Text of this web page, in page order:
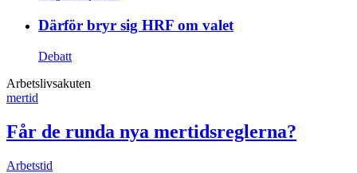
Därför bryr sig HRF om valet
Debatt
Arbetslivsakuten
mertid
Får de runda nya mertidsreglerna?
Arbetstid